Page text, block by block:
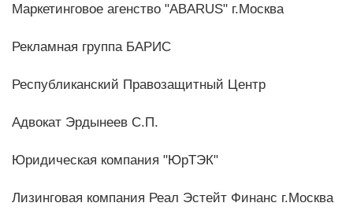
Маркетинговое агенство "ABARUS" г.Москва
Рекламная группа БАРИС
Республиканский Правозащитный Центр
Адвокат Эрдынеев С.П.
Юридическая компания "ЮрТЭК"
Лизинговая компания Реал Эстейт Финанс г.Москва